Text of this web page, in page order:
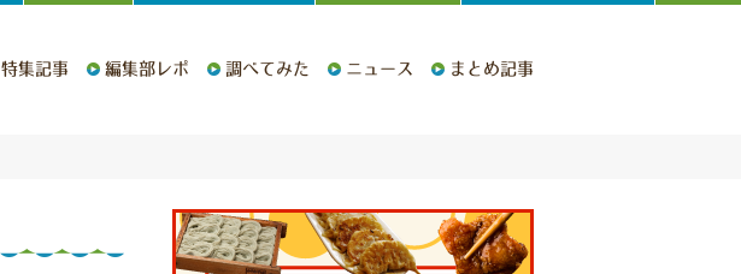
特集記事 編集部レポ 調べてみた ニュース まとめ記事